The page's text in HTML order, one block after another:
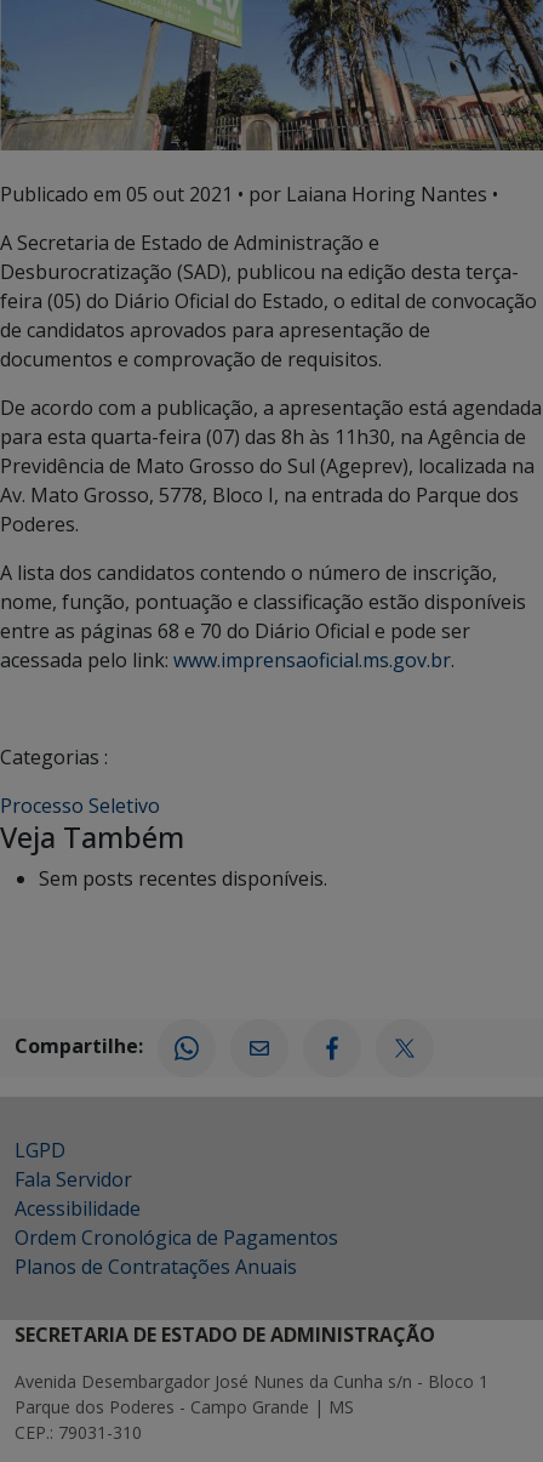
Publicado em 05 out 2021 • por Laiana Horing Nantes •
A Secretaria de Estado de Administração e
Desburocratização (SAD), publicou na edição desta terça-
feira (05) do Diário Oficial do Estado, o edital de convocação
de candidatos aprovados para apresentação de
documentos e comprovação de requisitos.
De acordo com a publicação, a apresentação está agendada
para esta quarta-feira (07) das 8h às 11h30, na Agência de
Previdência de Mato Grosso do Sul (Ageprev), localizada na
Av. Mato Grosso, 5778, Bloco I, na entrada do Parque dos
Poderes.
A lista dos candidatos contendo o número de inscrição,
nome, função, pontuação e classificação estão disponíveis
entre as páginas 68 e 70 do Diário Oficial e pode ser
acessada pelo link: www.imprensaoficial.ms.gov.br.
Categorias :
Processo Seletivo
Veja Também
Sem posts recentes disponíveis.
Compartilhe:
LGPD
Fala Servidor
Acessibilidade
Ordem Cronológica de Pagamentos
Planos de Contratações Anuais
SECRETARIA DE ESTADO DE ADMINISTRAÇÃO
Avenida Desembargador José Nunes da Cunha s/n - Bloco 1
Parque dos Poderes - Campo Grande | MS
CEP.: 79031-310